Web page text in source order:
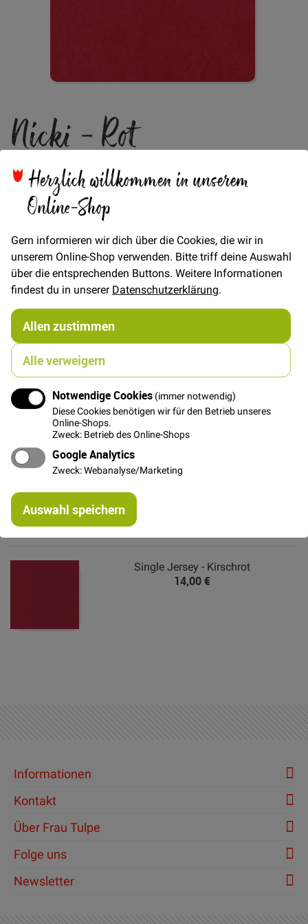
Herzlich willkommen in unserem
Online-Shop
Gern informieren wir dich über die Cookies, die wir in
unserem Online-Shop verwenden. Bitte triff deine Auswahl
über die entsprechenden Buttons. Weitere Informationen
findest du in unsererDatenschutzerklärung.
Allen zustimmen
Alle verweigern
Notwendige Cookies (immer notwendig)
Diese Cookies benötigen wir für den Betrieb unseres
Online-Shops.
Zweck: Betrieb des Online-Shops
Google Analytics
Zweck: Webanalyse/Marketing
Auswahl speichern
der
Bildgalerie
springen
Nicki - Rot
Verfügbarkeit Auf Lager
€/METER(Freie Eingabe)
In den Warenkorb
Das könnte Dich auch interessieren
Single Jersey - Kirschrot
14,00 €
Details
Unser Nicki ist eine weiche und kuschelige
Nickiqualität. Super für Kindersachen aber auch richtig
toll für kuschelige Kapuzenpullis für die Großen!
Weitere Informationen
Informationen
Kontakt
Über Frau Tulpe
Folge uns
Newsletter